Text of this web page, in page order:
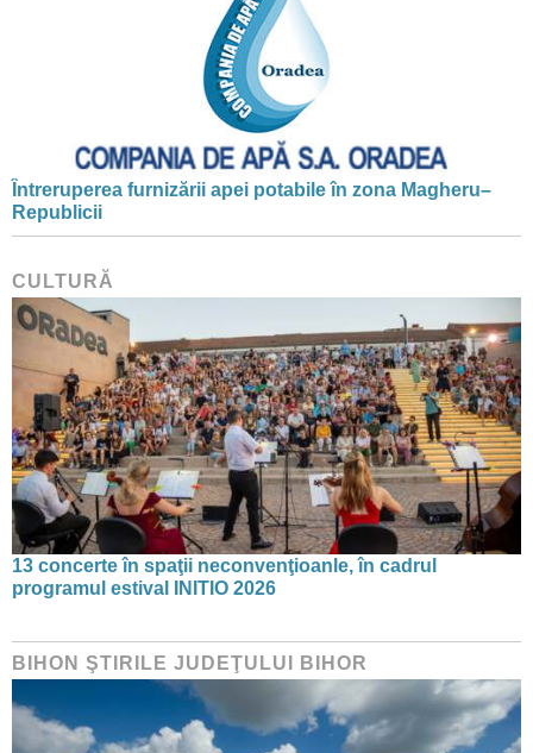
Întreruperea furnizării apei potabile în zona Magheru–
Republicii
CULTURĂ
13 concerte în spaţii neconvenţioanle, în cadrul
programul estival INITIO 2026
BIHON ŞTIRILE JUDEŢULUI BIHOR